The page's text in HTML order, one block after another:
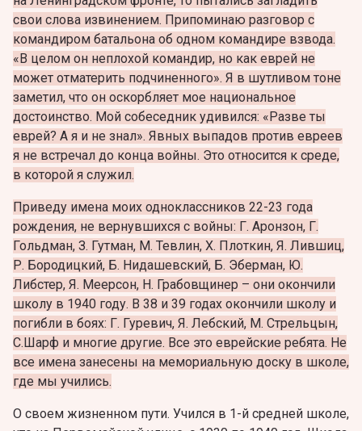
свои слова извинением. Припоминаю разговор с
командиром батальона об одном командире взвода.
«В целом он неплохой командир, но как еврей не
может отматерить подчиненного». Я в шутливом тоне
заметил, что он оскорбляет мое национальное
достоинство. Мой собеседник удивился: «Разве ты
еврей? А я и не знал». Явных выпадов против евреев
я не встречал до конца войны. Это относится к среде,
в которой я служил.
Приведу имена моих одноклассников 22-23 года
рождения, не вернувшихся с войны: Г. Аронзон, Г.
Гольдман, З. Гутман, М. Тевлин, Х. Плоткин, Я. Лившиц,
Р. Бородицкий, Б. Нидашевский, Б. Эберман, Ю.
Либстер, Я. Меерсон, Н. Грабовщинер – они окончили
школу в 1940 году. В 38 и 39 годах окончили школу и
погибли в боях: Г. Гуревич, Я. Лебский, М. Стрельцын,
С.Шарф и многие другие. Все это еврейские ребята. Не
все имена занесены на мемориальную доску в школе,
где мы учились.
О своем жизненном пути. Учился в 1-й средней школе,